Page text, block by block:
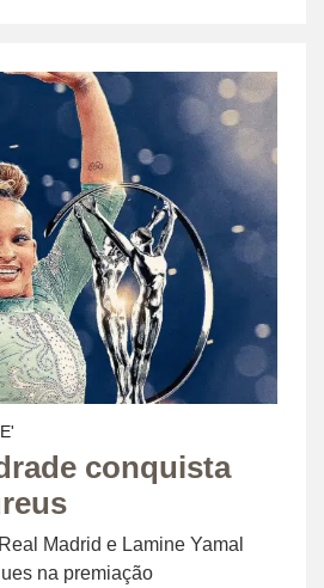
conquista
Madrid e Lamine Yamal
na premiação